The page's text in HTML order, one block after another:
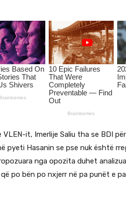
it, Imerlije Saliu tha se BDI
pyeti Hasanin se pse nuk është
nga opozita duhet
po bën po nxjerr në pa punët e